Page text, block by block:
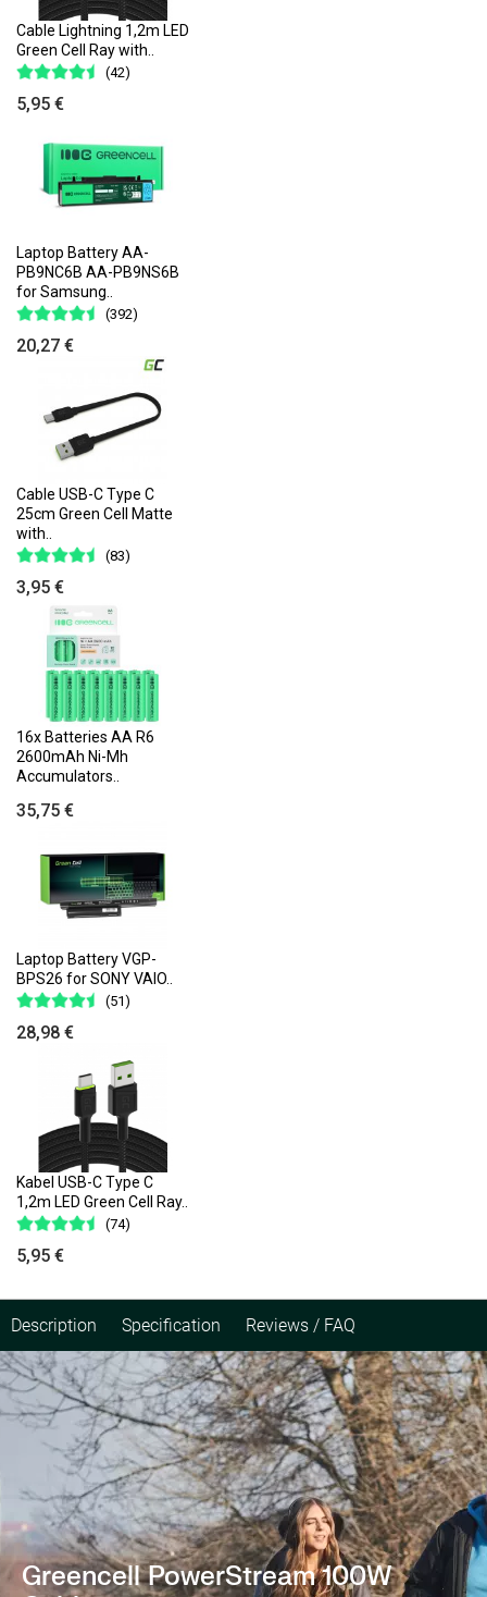
Cable Lightning 1,2m LED
Green Cell Ray with..
(42)
5,95 €
Laptop Battery AA-
PB9NC6B AA-PB9NS6B
for Samsung..
(392)
20,27 €
Cable USB-C Type C
25cm Green Cell Matte
with..
(83)
3,95 €
16x Batteries AA R6
2600mAh Ni-Mh
Accumulators..
35,75 €
Laptop Battery VGP-
BPS26 for SONY VAIO..
(51)
28,98 €
Kabel USB-C Type C
1,2m LED Green Cell Ray..
(74)
5,95 €
Description Specification Reviews / FAQ
Greencell PowerStream 100W